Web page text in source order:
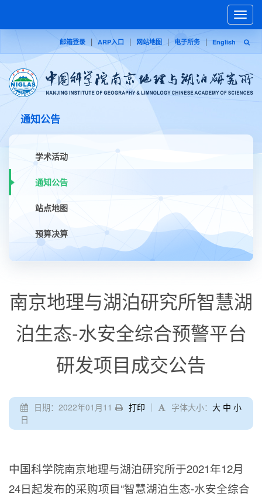
邮箱登录 | ARP入口 | 网站地图 | 电子所务 | English
Toggle
通知公告
学术活动
通知公告
站点地图
预算决算
南京地理与湖泊研究所智慧湖
泊生态-水安全综合预警平台
研发项目成交公告
打印 ｜ 字体大小： 大 中 小
日期：2022年01月11
日
中国科学院南京地理与湖泊研究所于2021年12月
24日起发布的采购项目“智慧湖泊生态-水安全综合